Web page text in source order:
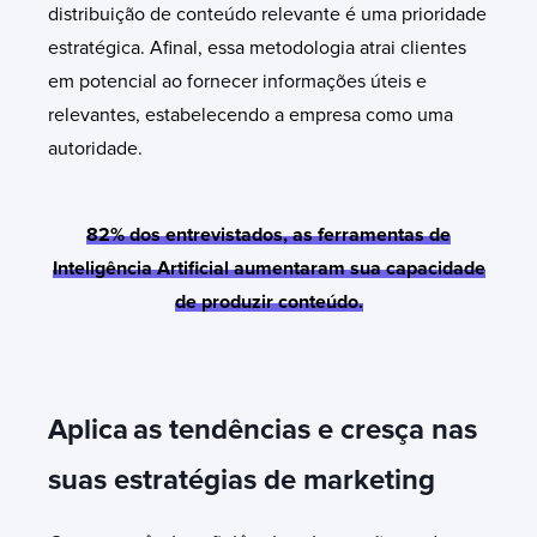
distribuição de conteúdo relevante é uma prioridade
estratégica. Afinal, essa metodologia atrai clientes
em potencial ao fornecer informações úteis e
relevantes, estabelecendo a empresa como uma
autoridade.
82% dos entrevistados, as ferramentas de
Inteligência Artificial aumentaram sua capacidade
de produzir conteúdo.
Aplicaas tendências e cresça nas
suas estratégias de marketing